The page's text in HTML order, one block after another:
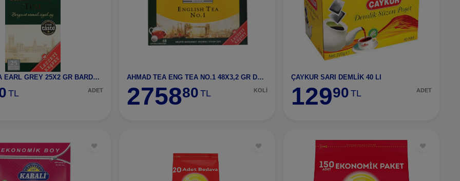
AHMAD TEA EARL GREY 25X2 GR BARDAK POŞET ÇAY-2049
TL ADET
AHMAD TEA ENG TEA NO.1 48X3,2 GR DEMLİK POŞET ÇAY 12 ADET
275880 TL KOLİ
ÇAYKUR SARI DEMLİK 40 LI
12990 TL ADET